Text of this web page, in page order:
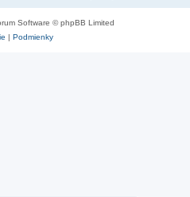
Software © phpBB Limited
| Podmienky